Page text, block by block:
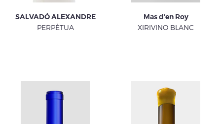
SALVADÓ ALEXANDRE
PERPÈTUA
Mas d’en Roy
XIRIVINO BLANC